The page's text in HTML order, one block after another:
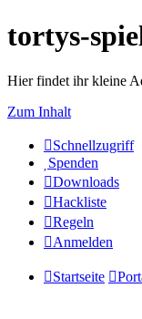
tortys-
Hier findet ihr kleine
Zum Inhalt
Schnellzugriff
Spenden
Downloads
Hackliste
Regeln
Anmelden
Startseite